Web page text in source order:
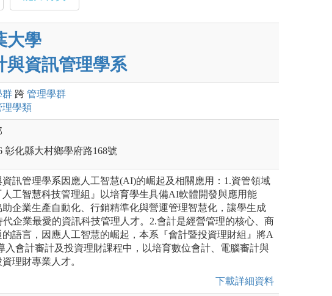
大學
與資訊管理學系
群 跨 管理學群
理學類
彰化縣大村鄉學府路168號
資訊管理學系因應人工智慧(AI)的崛起及相關應用：1.資管領域
人工智慧科技管理組』以培育學生具備AI軟體開發與應用能
助企業生產自動化、行銷精準化與營運管理智慧化，讓學生成
企業最愛的資訊科技管理人才。2.會計是經營管理的核心、商
的語言，因應人工智慧的崛起，本系『會計暨投資理財組』將A
入會計審計及投資理財課程中，以培育數位會計、電腦審計與
理財專業人才。
下載詳細資料